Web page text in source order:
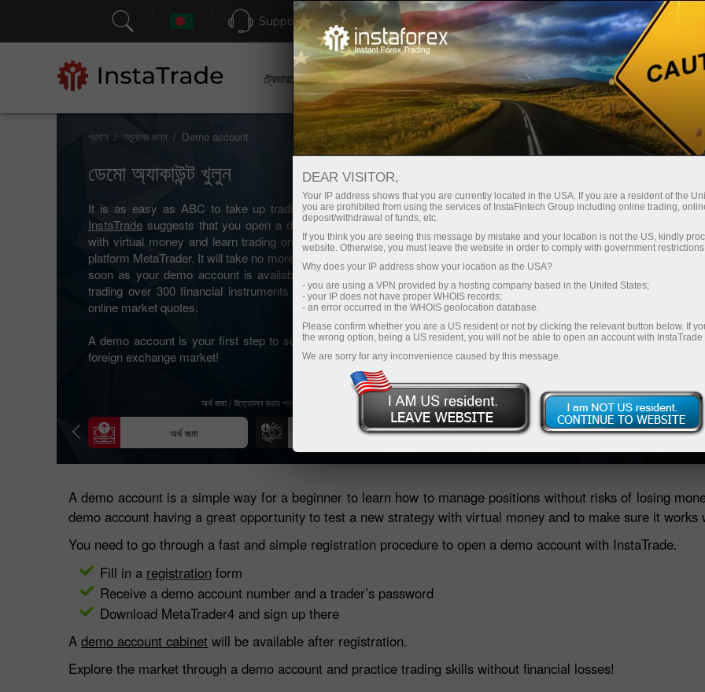
Support Instant account opening Trading Platform
ট্রেডারদের জন্য নতুনদের জন্য পার্টনারদের জন্য কোম্পানির পরিষেবা
প্রধান নতুনদের জন্য Demo account
ডেমো অ্যাকাউন্ট খুলুন
It is as easy as ABC to take up trading with no risks at all.
InstaTrade suggests that you open a demo account deposited
with virtual money and learn trading on multi-functional trading
platform MetaTrader. It will take no more than a few minutes. As
soon as your demo account is available, you can get started
trading over 300 financial instruments that are displayed with
online market quotes.
A demo account is your first step to successful trading on the
foreign exchange market!
অর্থ জমা / উত্তোলন করার পদ্ধতি
অর্থ জমা অর্থ উত্তোলন
ব্রাউজারে ট্রেডিং
A demo account is a simple way for a beginner to learn how to manage positions without risks of losing
demo account having a great opportunity to test a new strategy with virtual money and to make sure it works
You need to go through a fast and simple registration procedure to open a demo account with InstaTrade.
Fill in a registration form
Receive a demo account number and a trader’s password
Download MetaTrader4 and sign up there
A demo account cabinet will be available after registration.
Explore the market through a demo account and practice trading skills without financial losses!
DEAR VISITOR,
Your IP address shows that you are currently located in the USA. If you are a resident of the
you are prohibited from using the services of InstaFintech Group including online trading,
deposit/withdrawal of funds, etc.
If you think you are seeing this message by mistake and your location is not the US, kindly
website. Otherwise, you must leave the website in order to comply with government
Why does your IP address show your location as the USA?
- you are using a VPN provided by a hosting company based in the United States;
- your IP does not have proper WHOIS records;
- an error occurred in the WHOIS geolocation database.
Please confirm whether you are a US resident or not by clicking the relevant button below. If
the wrong option, being a US resident, you will not be able to open an account with InstaTrade
We are sorry for any inconvenience caused by this message.